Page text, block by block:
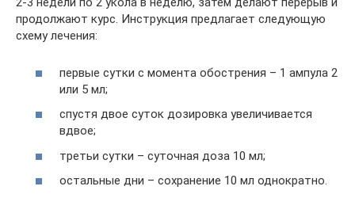
продолжают курс. Инструкция предлагает следующую
схему лечения:
первые сутки с момента обострения – 1 ампула 2
или 5 мл;
спустя двое суток дозировка увеличивается
вдвое;
третьи сутки – суточная доза 10 мл;
остальные дни – сохранение 10 мл однократно.